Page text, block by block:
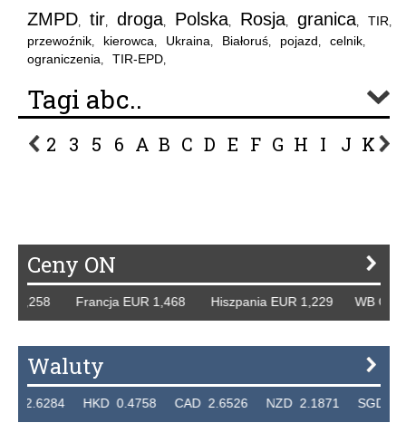
ZMPD, tir, droga, Polska, Rosja, granica, TIR,
przewoźnik, kierowca, Ukraina, Białoruś, pojazd, celnik,
ograniczenia, TIR-EPD,
Tagi abc..
2 3 5 6 A B C D E F G H I J K L
Ceny ON
Francja EUR 1,468 Hiszpania EUR 1,229 WB GBP
Waluty
HKD 0.4758 CAD 2.6526 NZD 2.1871 SGD